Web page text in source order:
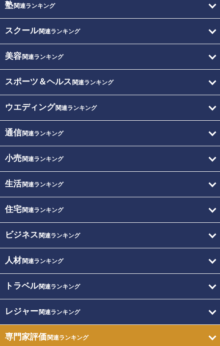
塾関連ランキング
スクール関連ランキング
美容関連ランキング
スポーツ＆ヘルス 関連ランキング
ウエディング関連ランキング
通信関連ランキング
小売関連ランキング
生活関連ランキング
住宅関連ランキング
ビジネス 関連ランキング
人材関連ランキング
トラベル関連ランキング
レジャー関連ランキング
専門家評価関連ランキング